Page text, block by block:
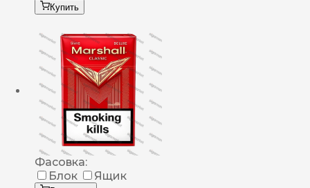
Купить
Фасовка:
Блок
Ящик